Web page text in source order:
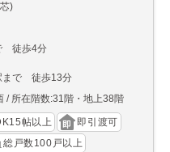
)
徒歩4分
まで 徒歩13分
所在階数:31階・地上38階
帖以上
即引渡可
総戸数100戸以上